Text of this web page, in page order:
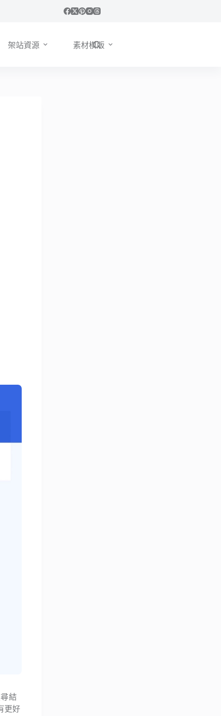
架站資源 素材模版
結
更好